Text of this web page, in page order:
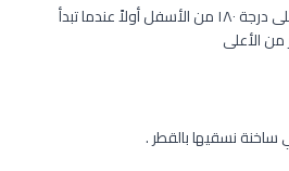
ندخل الصينية إلى الفرن على درجة ١٨٠ من الأسفل أولاً عندما تبدأ
من الأعلى
نسقيها بالقطر .